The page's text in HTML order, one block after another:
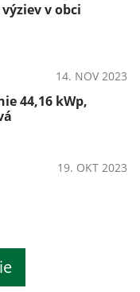
v obci
14. NOV 2023
44,16 kWp,
19. OKT 2023